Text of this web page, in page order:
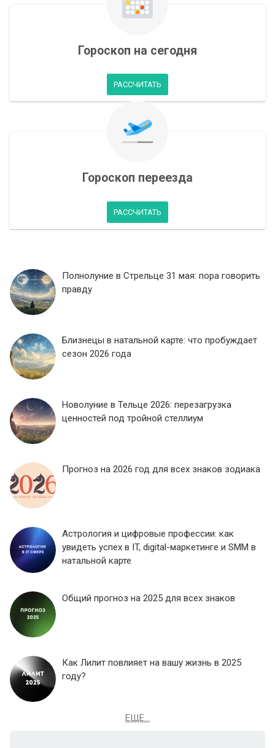
Гороскоп на сегодня
РАССЧИТАТЬ
Гороскоп переезда
РАССЧИТАТЬ
Полнолуние в Стрельце 31 мая: пора говорить
правду
Близнецы в натальной карте: что пробуждает
сезон 2026 года
Новолуние в Тельце 2026: перезагрузка
ценностей под тройной стеллиум
Прогноз на 2026 год для всех знаков зодиака
Астрология и цифровые профессии: как
увидеть успех в IT, digital-маркетинге и SMM в
натальной карте
Общий прогноз на 2025 для всех знаков
Как Лилит повлияет на вашу жизнь в 2025
году?
ЕЩЕ...